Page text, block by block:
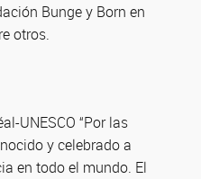
Bunge y Born en
otros.
UNESCO “Por las
y celebrado a
en todo el mundo. El